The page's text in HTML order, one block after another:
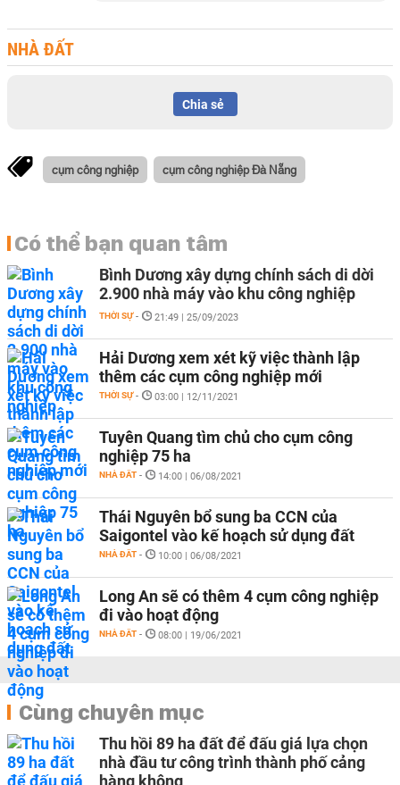
NHÀ ĐẤT
Chia sẻ
cụm công nghiệp cụm công nghiệp Đà Nẵng
Có thể bạn quan tâm
Bình Dương xây dựng chính sách di dời
2.900 nhà máy vào khu công nghiệp
THỜI SỰ - 21:49 | 25/09/2023
Hải Dương xem xét kỹ việc thành lập
thêm các cụm công nghiệp mới
THỜI SỰ - 03:00 | 12/11/2021
Tuyên Quang tìm chủ cho cụm công
nghiệp 75 ha
NHÀ ĐẤT - 14:00 | 06/08/2021
Thái Nguyên bổ sung ba CCN của
Saigontel vào kế hoạch sử dụng đất
NHÀ ĐẤT - 10:00 | 06/08/2021
​Long An sẽ có thêm 4 cụm công nghiệp
đi vào hoạt động
NHÀ ĐẤT - 08:00 | 19/06/2021
Cùng chuyên mục
Thu hồi 89 ha đất để đấu giá lựa chọn
nhà đầu tư công trình thành phố cảng
hàng không